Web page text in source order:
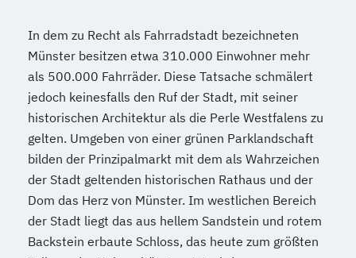
In dem zu Recht als Fahrradstadt bezeichneten
Münster besitzen etwa 310.000 Einwohner mehr
als 500.000 Fahrräder. Diese Tatsache schmälert
jedoch keinesfalls den Ruf der Stadt, mit seiner
historischen Architektur als die Perle Westfalens zu
gelten. Umgeben von einer grünen Parklandschaft
bilden der Prinzipalmarkt mit dem als Wahrzeichen
der Stadt geltenden historischen Rathaus und der
Dom das Herz von Münster. Im westlichen Bereich
der Stadt liegt das aus hellem Sandstein und rotem
Backstein erbaute Schloss, das heute zum größten